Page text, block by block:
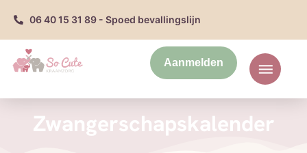
06 40 15 31 89 - Spoed bevallingslijn
Aanmelden
Zwangerschapskalender